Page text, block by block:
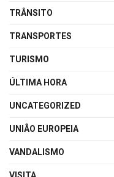
TRÂNSITO
TRANSPORTES
TURISMO
ÚLTIMA HORA
UNCATEGORIZED
UNIÃO EUROPEIA
VANDALISMO